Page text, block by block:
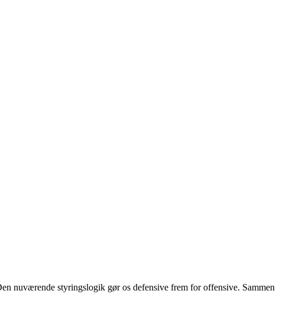
nuværende styringslogik gør os defensive frem for offensive. Sammen